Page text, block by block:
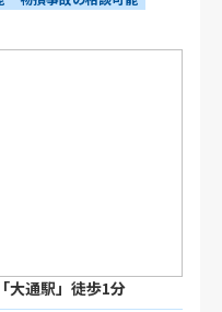
大通駅」徒歩1分